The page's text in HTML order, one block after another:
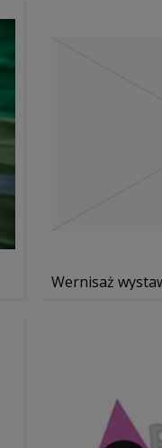
Wernisaż